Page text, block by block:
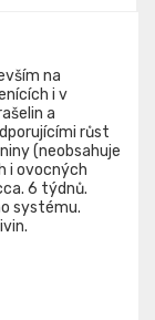
na
i v
a
růst
(neobsahuje
i ovocných
6 týdnů.
systému.